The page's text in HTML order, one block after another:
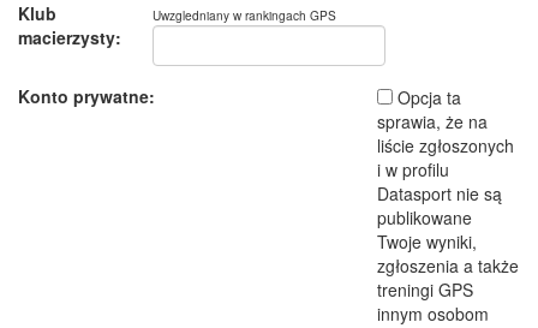
Klub
macierzysty:
Uwzgledniany w rankingach GPS
Konto prywatne:
Opcja ta
sprawia, że na
liście zgłoszonych
i w profilu
Datasport nie są
publikowane
Twoje wyniki,
zgłoszenia a także
treningi GPS
innym osobom